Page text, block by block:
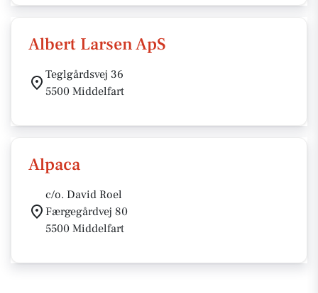
Albert Larsen ApS
Teglgårdsvej 36
5500 Middelfart
Alpaca
c/o. David Roel
Færgegårdvej 80
5500 Middelfart